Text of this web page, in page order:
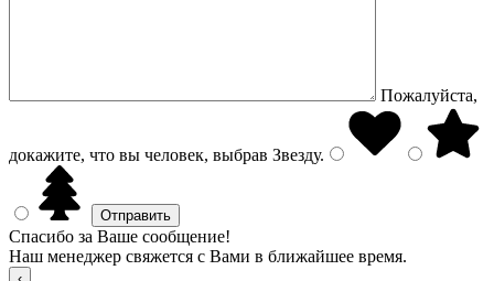
Пожалуйста,
докажите, что вы человек, выбрав Звезду.
Спасибо за Ваше сообщение!
Наш менеджер свяжется с Вами в ближайшее время.